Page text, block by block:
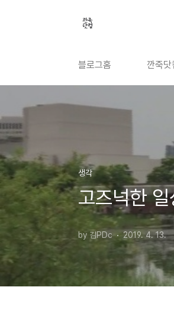
블로그홈 깐죽
생각
고즈넉한
by 김PDc 2019. 4. 13.